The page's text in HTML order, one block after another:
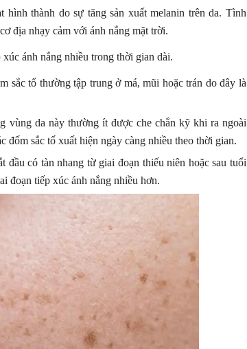
hình thành do sự tăng sản xuất melanin trên da. Tình
địa nhạy cảm với ánh nắng mặt trời.
ánh nắng nhiều trong thời gian dài.
sắc tố thường tập trung ở má, mũi hoặc trán do đây là
vùng da này thường ít được che chắn kỹ khi ra ngoài
đốm sắc tố xuất hiện ngày càng nhiều theo thời gian.
đầu có tàn nhang từ giai đoạn thiếu niên hoặc sau tuổi
đoạn tiếp xúc ánh nắng nhiều hơn.